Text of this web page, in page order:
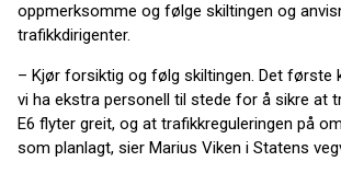
oppmerksomme og følge skiltingen og
trafikkdirigenter.
– Kjør forsiktig og følg skiltingen. Det første
vi ha ekstra personell til stede for å sikre at
E6 flyter greit, og at trafikkreguleringen på
som planlagt, sier Marius Viken i Statens